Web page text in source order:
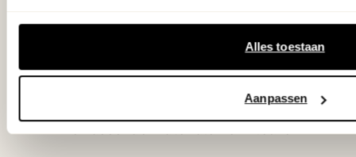
Alles toestaan
Aanpassen
hebben met liefde de mooiste woon-,
samengesteld met de mooiste
klassiekers en de nieuwste ontwerpen